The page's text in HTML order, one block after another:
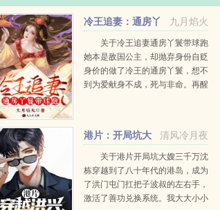
九月焰火
冷王追妻：通房丫
鬟带球跑
关于冷王追妻通房丫鬟带球跑
她本是敌国公主，却抛弃身份自贬
身价的做了冷王的通房丫鬟，想不
到为爱献身不成，死与非命。再醒
当她有一日终...
清风冷月夜
港片：开局坑大
嫂三千万
关于港片开局坑大嫂三千万沈
栋穿越到了八十年代的港岛，成为
了洪门屯门扛把子波叔的左右手，
激活了善功兑换系统。我大大小小